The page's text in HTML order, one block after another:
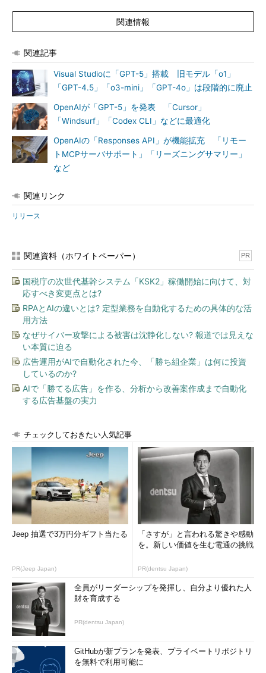
関連情報
関連記事
Visual Studioに「GPT-5」搭載 旧モデル「o1」
「GPT-4.5」「o3-mini」「GPT-4o」は段階的に廃止
OpenAIが「GPT-5」を発表 「Cursor」
「Windsurf」「Codex CLI」などに最適化
OpenAIの「Responses API」が機能拡充 「リモー
トMCPサーバサポート」「リーズニングサマリー」
など
関連リンク
リリース
関連資料（ホワイトペーパー） PR
国税庁の次世代基幹システム「KSK2」稼働開始に向けて、対
応すべき変更点とは?
RPAとAIの違いとは? 定型業務を自動化するための具体的な活
用方法
なぜサイバー攻撃による被害は沈静化しない? 報道では見えな
い本質に迫る
広告運用がAIで自動化された今、「勝ち組企業」は何に投資
しているのか?
AIで「勝てる広告」を作る、分析から改善案作成まで自動化
する広告基盤の実力
チェックしておきたい人気記事
Jeep 抽選で3万円分ギフト当たる
PR(Jeep Japan)
「さすが」と言われる驚きや感動
を。新しい価値を生む電通の挑戦
PR(dentsu Japan)
全員がリーダーシップを発揮し、自分より優れた人
財を育成する
PR(dentsu Japan)
GitHubが新プランを発表、プライベートリポジトリ
を無料で利用可能に